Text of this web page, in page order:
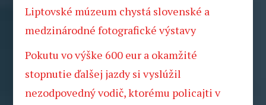
Liptovské múzeum chystá slovenské a
medzinárodné fotografické výstavy
Pokutu vo výške 600 eur a okamžité
stopnutie ďalšej jazdy si vyslúžil
nezodpovedný vodič, ktorému policajti v